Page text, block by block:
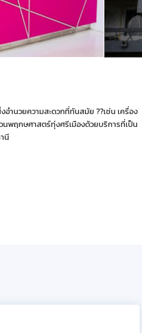
ำนวยความสะดวกที่ทันสมัย ??เช่น เครื่อง
พฤกษศาสตร์ทุ่งศรีเมืองด้วยบริการที่เป็น
นี